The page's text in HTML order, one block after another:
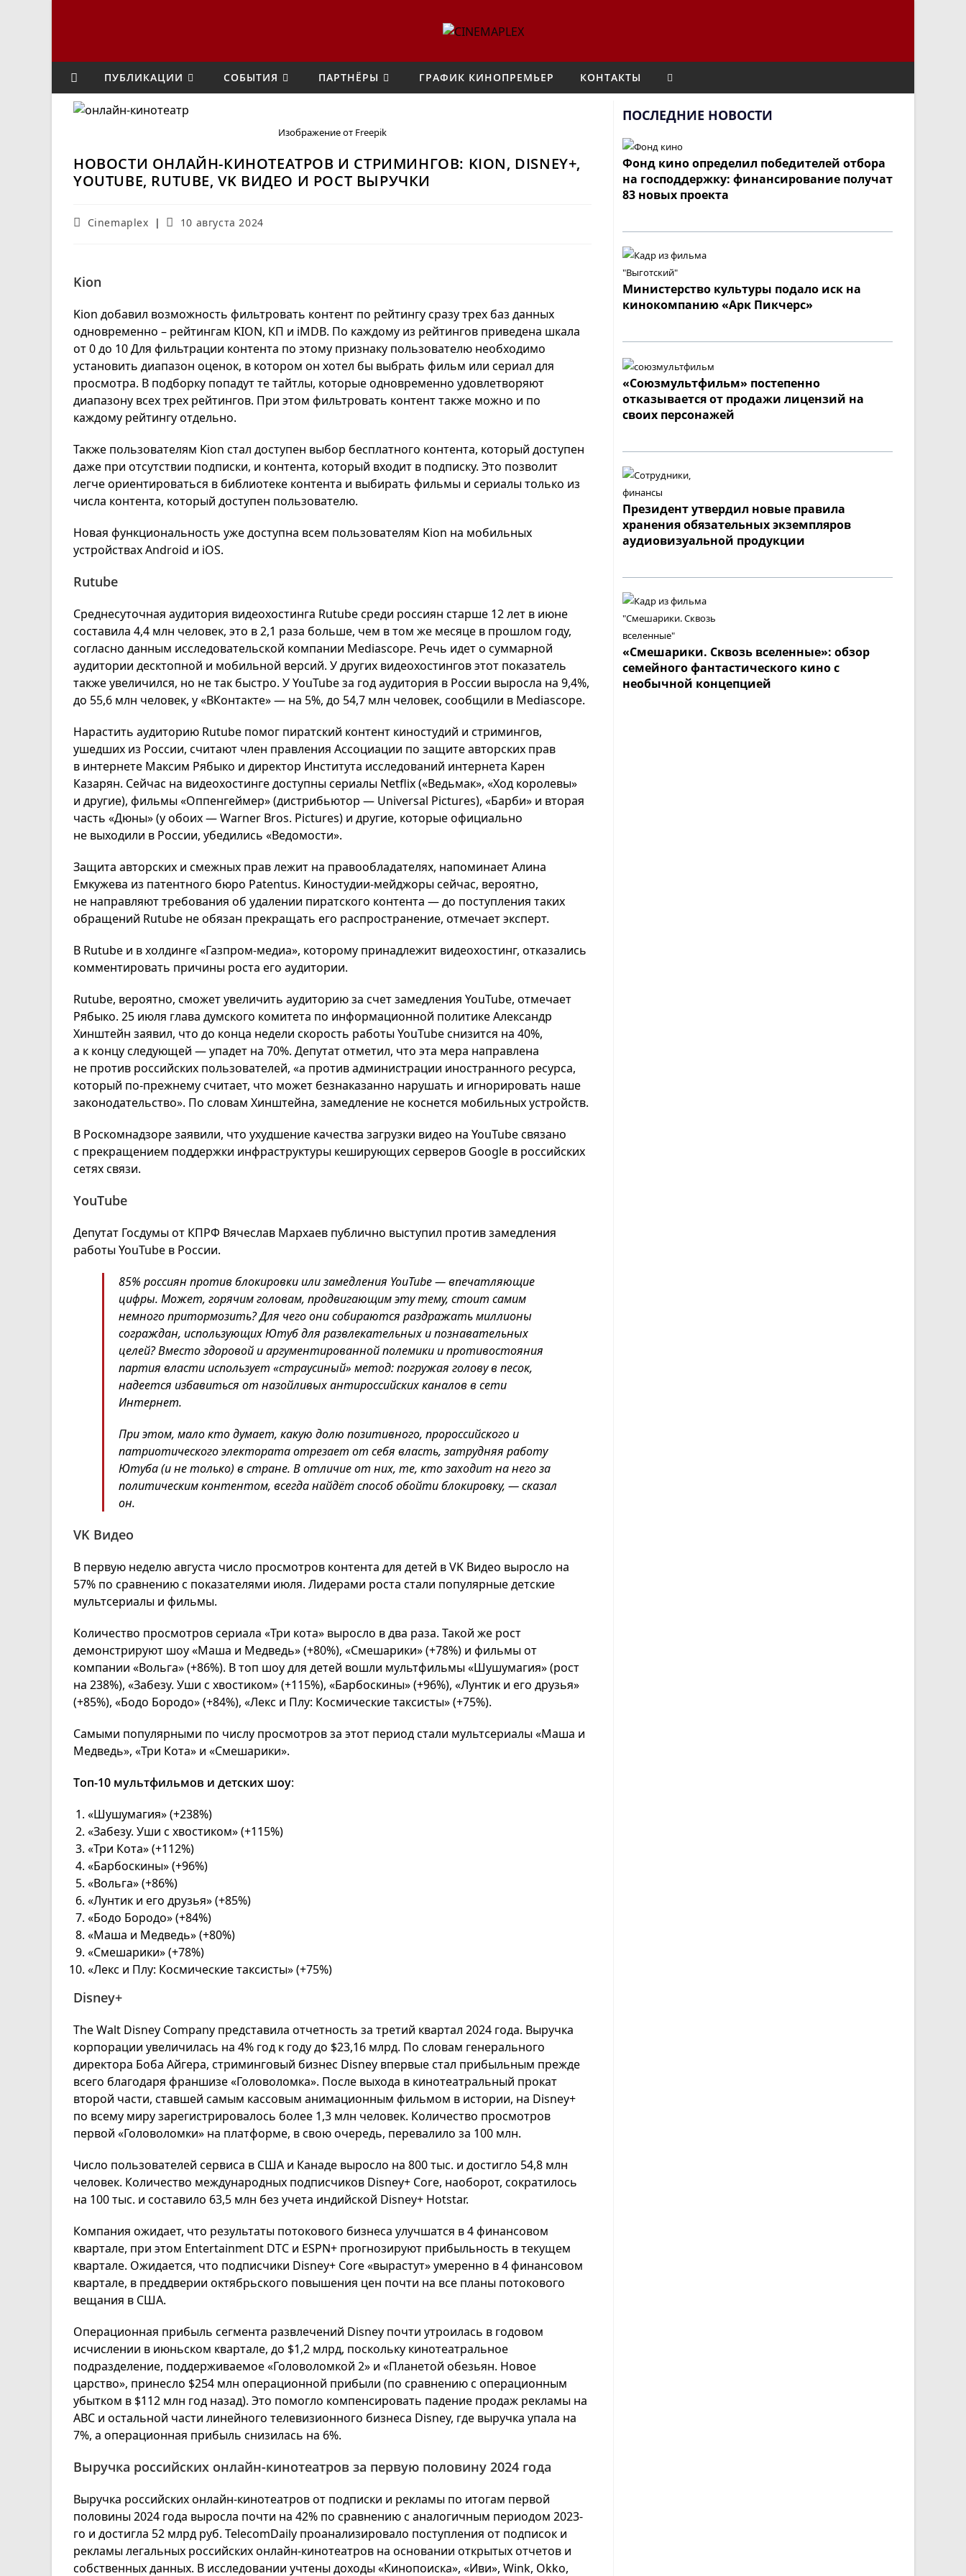
ПУБЛИКАЦИИ СОБЫТИЯ ПАРТНЁРЫ ГРАФИК КИНОПРЕМЬЕР КОНТАКТЫ ПЕРЕКЛЮЧИТЬ
ПОИСК
САЙТУ
Изображение от Freepik
НОВОСТИ ОНЛАЙН-КИНОТЕАТРОВ И СТРИМИНГОВ: KION, DISNEY+,
YOUTUBE, RUTUBE, VK ВИДЕО И РОСТ ВЫРУЧКИ
АвторCinemaplex
Запись
10 августа 2024
Kion
Kion добавил возможность фильтровать контент по рейтингу сразу трех баз данных
одновременно – рейтингам KION, КП и iMDB. По каждому из рейтингов приведена шкала
от 0 до 10 Для фильтрации контента по этому признаку пользователю необходимо
установить диапазон оценок, в котором он хотел бы выбрать фильм или сериал для
просмотра. В подборку попадут те тайтлы, которые одновременно удовлетворяют
диапазону всех трех рейтингов. При этом фильтровать контент также можно и по
каждому рейтингу отдельно.
Также пользователям Kion стал доступен выбор бесплатного контента, который доступен
даже при отсутствии подписки, и контента, который входит в подписку. Это позволит
легче ориентироваться в библиотеке контента и выбирать фильмы и сериалы только из
числа контента, который доступен пользователю.
Новая функциональность уже доступна всем пользователям Kion на мобильных
устройствах Android и iOS.
Rutube
Среднесуточная аудитория видеохостинга Rutube среди россиян старше 12 лет в июне
составила 4,4 млн человек, это в 2,1 раза больше, чем в том же месяце в прошлом году,
согласно данным исследовательской компании Mediascope. Речь идет о суммарной
аудитории десктопной и мобильной версий. У других видеохостингов этот показатель
также увеличился, но не так быстро. У YouTube за год аудитория в России выросла на 9,4%,
до 55,6 млн человек, у «ВКонтакте» — на 5%, до 54,7 млн человек, сообщили в Mediascope.
Нарастить аудиторию Rutube помог пиратский контент киностудий и стримингов,
ушедших из России, считают член правления Ассоциации по защите авторских прав
в интернете Максим Рябыко и директор Института исследований интернета Карен
Казарян. Сейчас на видеохостинге доступны сериалы Netflix («Ведьмак», «Ход королевы»
и другие), фильмы «Оппенгеймер» (дистрибьютор — Universal Pictures), «Барби» и вторая
часть «Дюны» (у обоих — Warner Bros. Pictures) и другие, которые официально
не выходили в России, убедились «Ведомости».
Защита авторских и смежных прав лежит на правообладателях, напоминает Алина
Емкужева из патентного бюро Patentus. Киностудии-мейджоры сейчас, вероятно,
не направляют требования об удалении пиратского контента — до поступления таких
обращений Rutube не обязан прекращать его распространение, отмечает эксперт.
В Rutube и в холдинге «Газпром-медиа», которому принадлежит видеохостинг, отказались
комментировать причины роста его аудитории.
Rutube, вероятно, сможет увеличить аудиторию за счет замедления YouTube, отмечает
Рябыко. 25 июля глава думского комитета по информационной политике Александр
Хинштейн заявил, что до конца недели скорость работы YouTube снизится на 40%,
а к концу следующей — упадет на 70%. Депутат отметил, что эта мера направлена
не против российских пользователей, «а против администрации иностранного ресурса,
который по-прежнему считает, что может безнаказанно нарушать и игнорировать наше
законодательство». По словам Хинштейна, замедление не коснется мобильных устройств.
В Роскомнадзоре заявили, что ухудшение качества загрузки видео на YouTube связано
с прекращением поддержки инфраструктуры кеширующих серверов Google в российских
сетях связи.
YouTube
Депутат Госдумы от КПРФ Вячеслав Мархаев публично выступил против замедления
работы YouTube в России.
85% россиян против блокировки или замедления YouTube — впечатляющие
цифры. Может, горячим головам, продвигающим эту тему, стоит самим
немного притормозить? Для чего они собираются раздражать миллионы
сограждан, использующих Ютуб для развлекательных и познавательных
целей? Вместо здоровой и аргументированной полемики и противостояния
партия власти использует «страусиный» метод: погружая голову в песок,
надеется избавиться от назойливых антироссийских каналов в сети
Интернет.
При этом, мало кто думает, какую долю позитивного, пророссийского и
патриотического электората отрезает от себя власть, затрудняя работу
Ютуба (и не только) в стране. В отличие от них, те, кто заходит на него за
политическим контентом, всегда найдёт способ обойти блокировку, — сказал
он.
VK Видео
В первую неделю августа число просмотров контента для детей в VK Видео выросло на
57% по сравнению с показателями июля. Лидерами роста стали популярные детские
мультсериалы и фильмы.
Количество просмотров сериала «Три кота» выросло в два раза. Такой же рост
демонстрируют шоу «Маша и Медведь» (+80%), «Смешарики» (+78%) и фильмы от
компании «Вольга» (+86%). В топ шоу для детей вошли мультфильмы «Шушумагия» (рост
на 238%), «Забезу. Уши с хвостиком» (+115%), «Барбоскины» (+96%), «Лунтик и его друзья»
(+85%), «Бодо Бородо» (+84%), «Лекс и Плу: Космические таксисты» (+75%).
Самыми популярными по числу просмотров за этот период стали мультсериалы «Маша и
Медведь», «Три Кота» и «Смешарики».
Топ-10 мультфильмов и детских шоу:
«Шушумагия» (+238%)
«Забезу. Уши с хвостиком» (+115%)
«Три Кота» (+112%)
«Барбоскины» (+96%)
«Вольга» (+86%)
«Лунтик и его друзья» (+85%)
«Бодо Бородо» (+84%)
«Маша и Медведь» (+80%)
«Смешарики» (+78%)
«Лекс и Плу: Космические таксисты» (+75%)
Disney+
The Walt Disney Company представила отчетность за третий квартал 2024 года. Выручка
корпорации увеличилась на 4% год к году до $23,16 млрд. По словам генерального
директора Боба Айгера, стриминговый бизнес Disney впервые стал прибыльным прежде
всего благодаря франшизе «Головоломка». После выхода в кинотеатральный прокат
второй части, ставшей самым кассовым анимационным фильмом в истории, на Disney+
по всему миру зарегистрировалось более 1,3 млн человек. Количество просмотров
первой «Головоломки» на платформе, в свою очередь, перевалило за 100 млн.
Число пользователей сервиса в США и Канаде выросло на 800 тыс. и достигло 54,8 млн
человек. Количество международных подписчиков Disney+ Core, наоборот, сократилось
на 100 тыс. и составило 63,5 млн без учета индийской Disney+ Hotstar.
Компания ожидает, что результаты потокового бизнеса улучшатся в 4 финансовом
квартале, при этом Entertainment DTC и ESPN+ прогнозируют прибыльность в текущем
квартале. Ожидается, что подписчики Disney+ Core «вырастут» умеренно в 4 финансовом
квартале, в преддверии октябрьского повышения цен почти на все планы потокового
вещания в США.
Операционная прибыль сегмента развлечений Disney почти утроилась в годовом
исчислении в июньском квартале, до $1,2 млрд, поскольку кинотеатральное
подразделение, поддерживаемое «Головоломкой 2» и «Планетой обезьян. Новое
царство», принесло $254 млн операционной прибыли (по сравнению с операционным
убытком в $112 млн год назад). Это помогло компенсировать падение продаж рекламы на
ABC и остальной части линейного телевизионного бизнеса Disney, где выручка упала на
7%, а операционная прибыль снизилась на 6%.
Выручка российских онлайн-кинотеатров за первую половину 2024 года
Выручка российских онлайн-кинотеатров от подписки и рекламы по итогам первой
половины 2024 года выросла почти на 42% по сравнению с аналогичным периодом 2023-
го и достигла 52 млрд руб. TelecomDaily проанализировало поступления от подписок и
рекламы легальных российских онлайн-кинотеатров на основании открытых отчетов и
собственных данных. В исследовании учтены доходы «Кинопоиска», «Иви», Wink, Okko,
ПОСЛЕДНИЕ НОВОСТИ
Фонд кино определил победителей отбора
на господдержку: финансирование получат
83 новых проекта
Министерство культуры подало иск на
кинокомпанию «Арк Пикчерс»
«Союзмультфильм» постепенно
отказывается от продажи лицензий на
своих персонажей
Президент утвердил новые правила
хранения обязательных экземпляров
аудиовизуальной продукции
«Смешарики. Сквозь вселенные»: обзор
семейного фантастического кино с
необычной концепцией